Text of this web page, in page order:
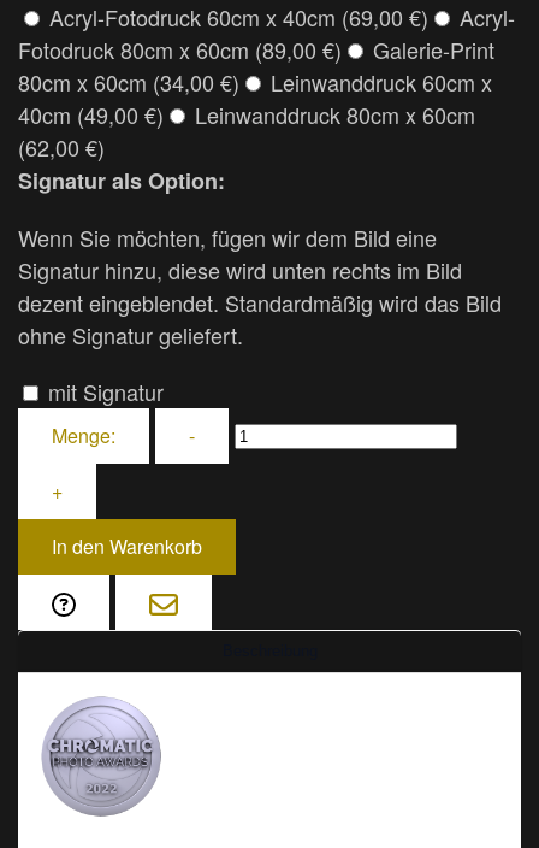
Acryl-Fotodruck 60cm x 40cm (69,00 €)
Acryl-
Fotodruck 80cm x 60cm (89,00 €)
Galerie-Print
80cm x 60cm (34,00 €)
Leinwanddruck 60cm x
40cm (49,00 €)
Leinwanddruck 80cm x 60cm
(62,00 €)
Signatur als Option:
Wenn Sie möchten, fügen wir dem Bild eine
Signatur hinzu, diese wird unten rechts im Bild
dezent eingeblendet. Standardmäßig wird das Bild
ohne Signatur geliefert.
mit Signatur
Menge:
-
+
In den Warenkorb